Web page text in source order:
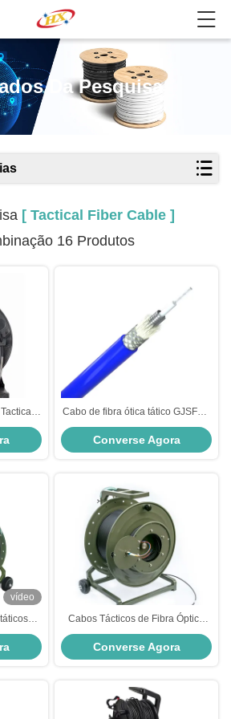
Da Pesquisa
[ Tactical Fiber Cable ]
16 Produtos
Tac
Cabo de fibra ótica tático GJSFXH
G652D/G657A1/G657A2 Cabo de
fibra tático
Converse Agora
vídeo
em
FTTx
Cabos Tácticos de Fibra Óptica
Militares
Converse Agora